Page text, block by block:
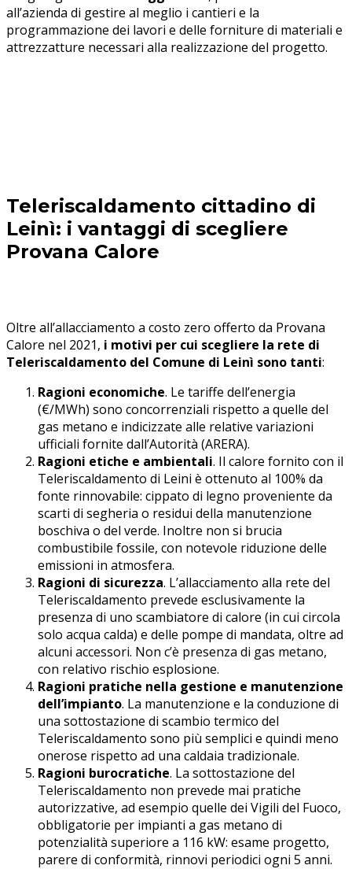
all’azienda di gestire al meglio i cantieri e la
programmazione dei lavori e delle forniture di materiali e
attrezzatture necessari alla realizzazione del progetto.
Teleriscaldamento cittadino di
Leinì: i vantaggi di scegliere
Provana Calore
Oltre all’allacciamento a costo zero offerto da Provana
Calore nel 2021, i motivi per cui scegliere la rete di
Teleriscaldamento del Comune di Leinì sono tanti:
Ragioni economiche. Le tariffe dell’energia
(€/MWh) sono concorrenziali rispetto a quelle del
gas metano e indicizzate alle relative variazioni
ufficiali fornite dall’Autorità (ARERA).
Ragioni etiche e ambientali. Il calore fornito con il
Teleriscaldamento di Leini è ottenuto al 100% da
fonte rinnovabile: cippato di legno proveniente da
scarti di segheria o residui della manutenzione
boschiva o del verde. Inoltre non si brucia
combustibile fossile, con notevole riduzione delle
emissioni in atmosfera.
Ragioni di sicurezza. L’allacciamento alla rete del
Teleriscaldamento prevede esclusivamente la
presenza di uno scambiatore di calore (in cui circola
solo acqua calda) e delle pompe di mandata, oltre ad
alcuni accessori. Non c’è presenza di gas metano,
con relativo rischio esplosione.
Ragioni pratiche nella gestione e manutenzione
dell’impianto. La manutenzione e la conduzione di
una sottostazione di scambio termico del
Teleriscaldamento sono più semplici e quindi meno
onerose rispetto ad una caldaia tradizionale.
Ragioni burocratiche. La sottostazione del
Teleriscaldamento non prevede mai pratiche
autorizzative, ad esempio quelle dei Vigili del Fuoco,
obbligatorie per impianti a gas metano di
potenzialità superiore a 116 kW: esame progetto,
parere di conformità, rinnovi periodici ogni 5 anni.